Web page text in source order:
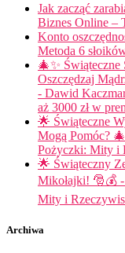
Jak zacząć
Biznes Online –
Konto
Metoda 6
🎄✨
Oszczędzaj
- Dawid
aż 3000 zł w
🌟 Świąteczne
Mogą Pomóc?
Pożyczki: Mity i
🌟 Świąteczny
Mikołajki! 🎅💰
Mity i
Archiwa